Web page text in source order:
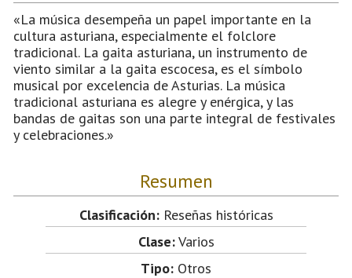
«La música desempeña un papel importante en la
cultura asturiana, especialmente el folclore
tradicional. La gaita asturiana, un instrumento de
viento similar a la gaita escocesa, es el símbolo
musical por excelencia de Asturias. La música
tradicional asturiana es alegre y enérgica, y las
bandas de gaitas son una parte integral de festivales
y celebraciones.»
Resumen
Clasificación:Reseñas históricas
Clase:Varios
Tipo: Otros